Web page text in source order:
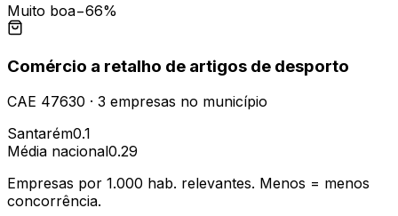
Muito boa−66%
Comércio a retalho de artigos de desporto
CAE 47630 · 3 empresas no município
Santarém0.1
Média nacional0.29
Empresas por 1.000 hab. relevantes. Menos = menos
concorrência.